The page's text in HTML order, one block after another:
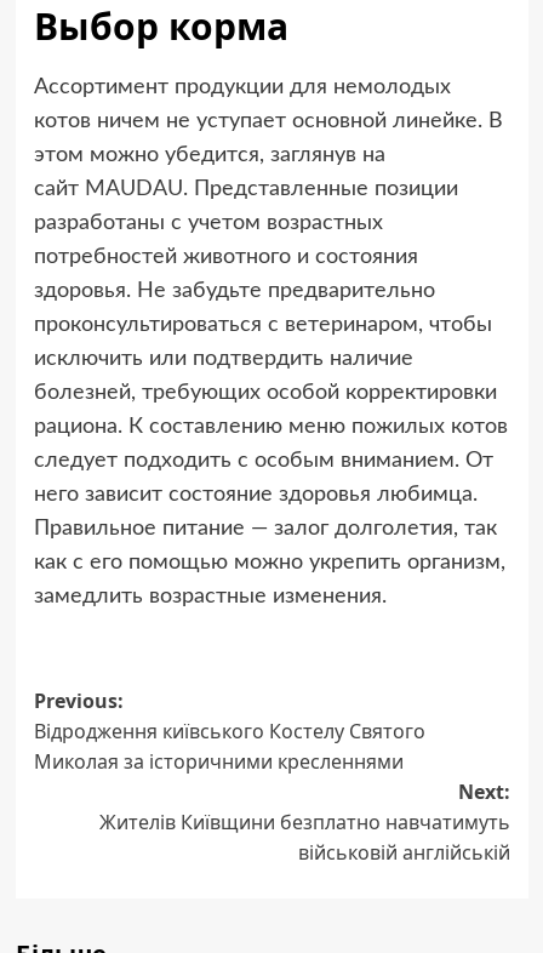
Выбор корма
Ассортимент продукции для немолодых
котов ничем не уступает основной линейке. В
этом можно убедится, заглянув на
сайт MAUDAU. Представленные позиции
разработаны с учетом возрастных
потребностей животного и состояния
здоровья. Не забудьте предварительно
проконсультироваться с ветеринаром, чтобы
исключить или подтвердить наличие
болезней, требующих особой корректировки
рациона. К составлению меню пожилых котов
следует подходить с особым вниманием. От
него зависит состояние здоровья любимца.
Правильное питание — залог долголетия, так
как с его помощью можно укрепить организм,
замедлить возрастные изменения.
Post
navigation
Previous:
Відродження київського Костелу Святого
Миколая за історичними кресленнями
Next:
Жителів Київщини безплатно навчатимуть
військовій англійській